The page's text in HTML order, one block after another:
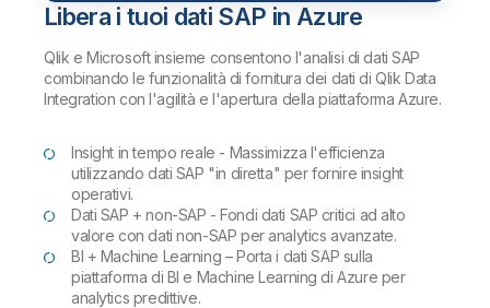
Libera i tuoi dati SAP in Azure
Qlik e Microsoft insieme consentono l'analisi di dati SAP
combinando le funzionalità di fornitura dei dati di Qlik Data
Integration con l'agilità e l'apertura della piattaforma Azure.
Insight in tempo reale - Massimizza l'efficienza
utilizzando dati SAP "in diretta" per fornire insight
operativi.
Dati SAP + non-SAP - Fondi dati SAP critici ad alto
valore con dati non-SAP per analytics avanzate.
BI + Machine Learning – Porta i dati SAP sulla
piattaforma di BI e Machine Learning di Azure per
analytics predittive.